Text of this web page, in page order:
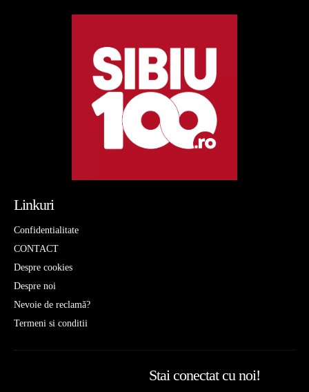
Linkuri
Confidentialitate
CONTACT
Despre cookies
Despre noi
Nevoie de reclamă?
Termeni si conditii
Stai conectat cu noi!